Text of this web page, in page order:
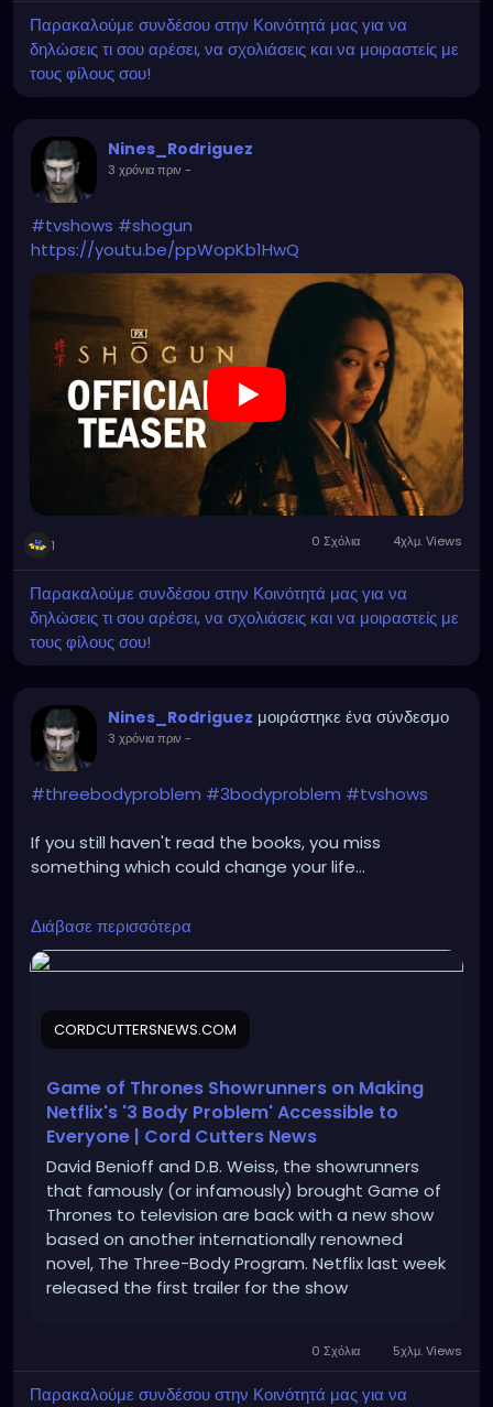
Παρακαλούμε συνδέσου στην Κοινότητά μας για να
δηλώσεις τι σου αρέσει, να σχολιάσεις και να μοιραστείς με
τους φίλους σου!
Nines_Rodriguez
3 χρόνια πριν -
#tvshows #shogun
https://youtu.be/ppWopKb1HwQ
1 0 Σχόλια 4χλμ. Views
Παρακαλούμε συνδέσου στην Κοινότητά μας για να
δηλώσεις τι σου αρέσει, να σχολιάσεις και να μοιραστείς με
τους φίλους σου!
Nines_Rodriguez μοιράστηκε ένα σύνδεσμο
3 χρόνια πριν -
#threebodyproblem #3bodyproblem #tvshows
If you still haven't read the books, you miss
something which could change your life...
https://cordcuttersnews.com/game-of-thrones-
showrunners-on-making-netflixs-3-body-problem-
accessible-to-everyone/
Διάβασε περισσότερα
CORDCUTTERSNEWS.COM
Game of Thrones Showrunners on Making
Netflix's '3 Body Problem' Accessible to
Everyone | Cord Cutters News
David Benioff and D.B. Weiss, the showrunners
that famously (or infamously) brought Game of
Thrones to television are back with a new show
based on another internationally renowned
novel, The Three-Body Program. Netflix last week
released the first trailer for the show
0 Σχόλια 5χλμ. Views
Παρακαλούμε συνδέσου στην Κοινότητά μας για να